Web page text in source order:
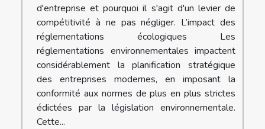
d'entreprise et pourquoi il s'agit d'un levier de
compétitivité à ne pas négliger. L’impact des
réglementations écologiques Les
réglementations environnementales impactent
considérablement la planification stratégique
des entreprises modernes, en imposant la
conformité aux normes de plus en plus strictes
édictées par la législation environnementale.
Cette...